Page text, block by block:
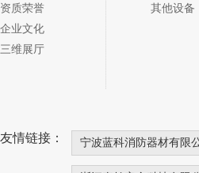
资质荣誉
企业文化
三维展厅
其他设备
友情链接： 宁波蓝科消防器材有限